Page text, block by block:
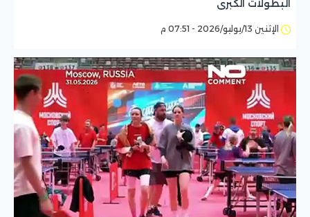
البطولات الكبرى
الإثنين 13/يوليو/2026 - 07:51 م